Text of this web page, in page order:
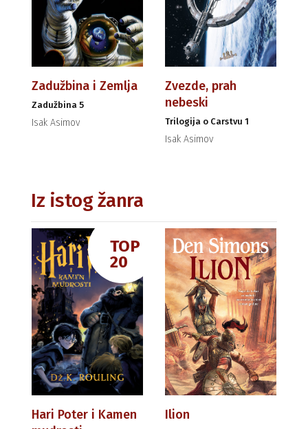
Zadužbina i Zemlja
Zadužbina 5
Isak Asimov
Zvezde, prah
nebeski
Trilogija o Carstvu 1
Isak Asimov
Iz istog žanra
TOP
20
Hari Poter i Kamen
Ilion